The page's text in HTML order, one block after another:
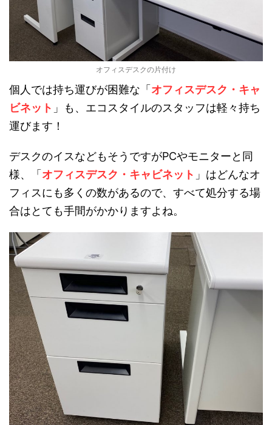
オフィスデスクの片付け
個人では持ち運びが困難な「 オフィスデスク・キャ
ビネット 」も、エコスタイルのスタッフは軽々持ち
運びます！
デスクのイスなどもそうですがPCやモニターと同
様、「 オフィスデスク・キャビネット 」はどんなオ
フィスにも多くの数があるので、すべて処分する場
合はとても手間がかかりますよね。